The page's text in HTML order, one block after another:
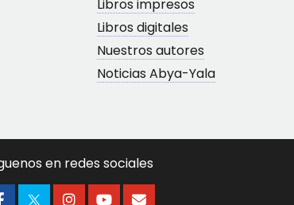
Libros impresos
Libros digitales
Nuestros autores
Noticias Abya-Yala
en redes sociales